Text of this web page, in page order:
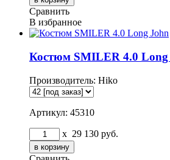
Сравнить
В избранное
Костюм SMILER 4.0 Long
Производитель: Hiko
Артикул: 45310
x 29 130 руб.